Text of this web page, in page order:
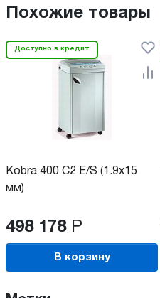
Похожие товары
Доступно в кредит
Kobra 400 C2 E/S (1.9x15
мм)
498 178 Р
В корзину